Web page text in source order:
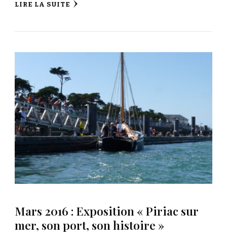
LIRE LA SUITE
Mars 2016 : Exposition « Piriac sur
mer, son port, son histoire »